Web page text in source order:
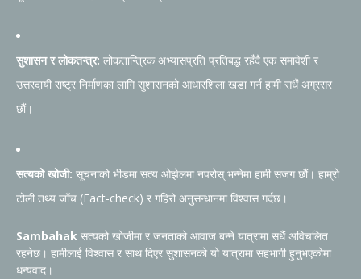
सुशासन र लोकतन्त्र: लोकतान्त्रिक अभ्यासप्रति प्रतिबद्ध रहँदै एक समावेशी र
उत्तरदायी राष्ट्र निर्माणका लागि सुशासनको आधारशिला खडा गर्न हामी सधैं अग्रसर
छौं।
सत्यको खोजी: सूचनाको भीडमा सत्य ओझेलमा नपरोस् भन्नेमा हामी सजग छौं। हाम्रो
टोली तथ्य जाँच (Fact-check) र गहिरो अनुसन्धानमा विश्वास गर्दछ।
Sambahak सत्यको खोजीमा र जनताको आवाज बन्ने यात्रामा सधैं अविचलित
रहनेछ। हामीलाई विश्वास र साथ दिएर सुशासनको यो यात्रामा सहभागी हुनुभएकोमा
धन्यवाद।